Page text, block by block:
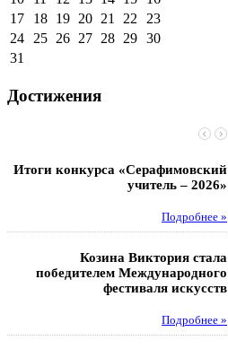
17
18 19 20 21 22 23
24 25 26 27 28 29 30
31
Достижения
Итоги конкурса «Серафимовский
учитель – 2026»
Подробнее »
Козина Виктория стала
победителем Международного
фестиваля искусств
Подробнее »